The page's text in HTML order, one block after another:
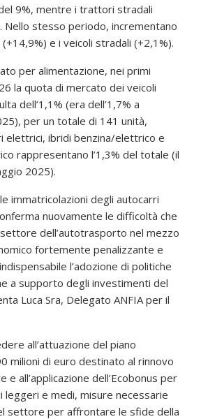
9%, mentre i trattori stradali
Nello stesso periodo, incrementano
e i veicoli stradali (+2,1%).
per alimentazione, nei primi
la quota di mercato dei veicoli
dell’1,1% (era dell’1,7% a
per un totale di 141 unità,
elettrici, ibridi benzina/elettrico e
rappresentano l’1,3% del totale (il
2025).
immatricolazioni degli autocarri
nuovamente le difficoltà che
dell’autotrasporto nel mezzo
fortemente penalizzante e
l’adozione di politiche
a supporto degli investimenti del
Luca Sra, Delegato ANFIA per il
all’attuazione del piano
milioni di euro destinato al rinnovo
e all’applicazione dell’Ecobonus per
leggeri e medi, misure necessarie
settore per affrontare le sfide della